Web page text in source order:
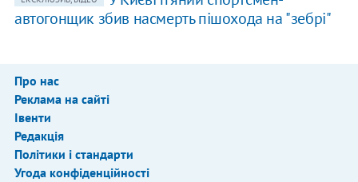
автогонщик збив насмерть пішохода на "зебрі"
Про нас
Реклама на сайті
Івенти
Редакція
Політики і стандарти
Угода конфіденційності